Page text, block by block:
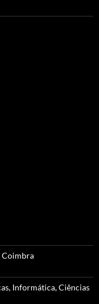
Coimbra
Informática, Ciências